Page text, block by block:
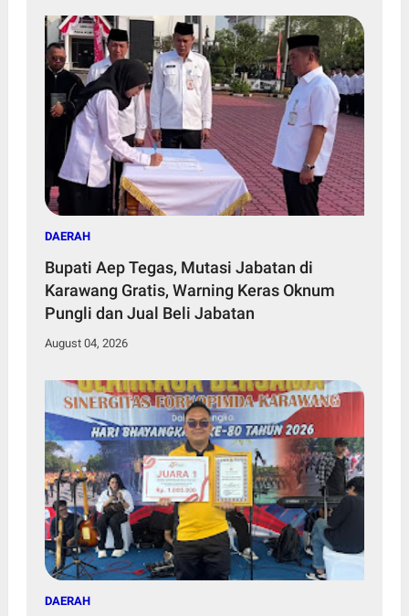
DAERAH
Bupati Aep Tegas, Mutasi Jabatan di
Karawang Gratis, Warning Keras Oknum
Pungli dan Jual Beli Jabatan
August 04, 2026
DAERAH